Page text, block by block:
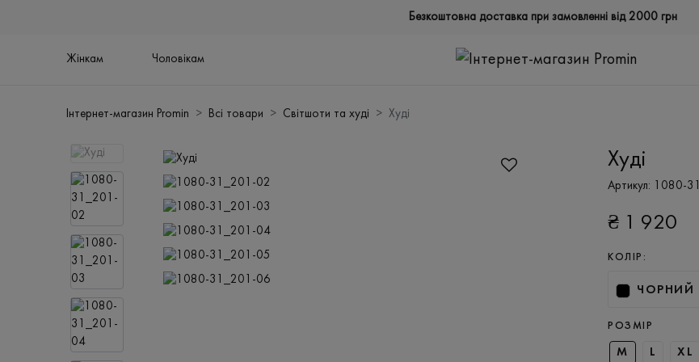
Безкоштовна доставка при замовленні від 2000 грн
Жінкам Чоловікам
Інтернет-магазин Promin Всі товари Світшоти та худі Худі
Худі
Артикул: 1080-31
₴ 1 920
КОЛІР:
ЧОРНИЙ
РОЗМІР
M L XL